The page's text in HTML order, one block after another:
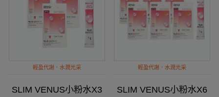
輕盈代謝．水潤光采
SLIM VENUS小粉水X3
輕盈代謝．水潤光采
SLIM VENUS小粉水X6